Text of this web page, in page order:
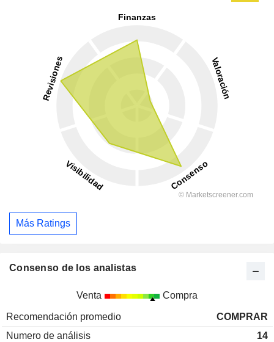
Más Ratings
Consenso de los analistas
Venta Compra
Recomendación promedio
COMPRAR
Numero de análisis
14